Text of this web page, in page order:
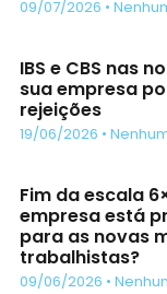
09/07/2026
IBS e CBS nas
sua empresa
rejeições
19/06/2026
Fim da escala
empresa está
para as novas
trabalhistas?
09/06/2026